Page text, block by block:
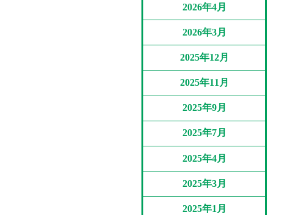
2026年4月
2026年3月
2025年12月
2025年11月
2025年9月
2025年7月
2025年4月
2025年3月
2025年1月